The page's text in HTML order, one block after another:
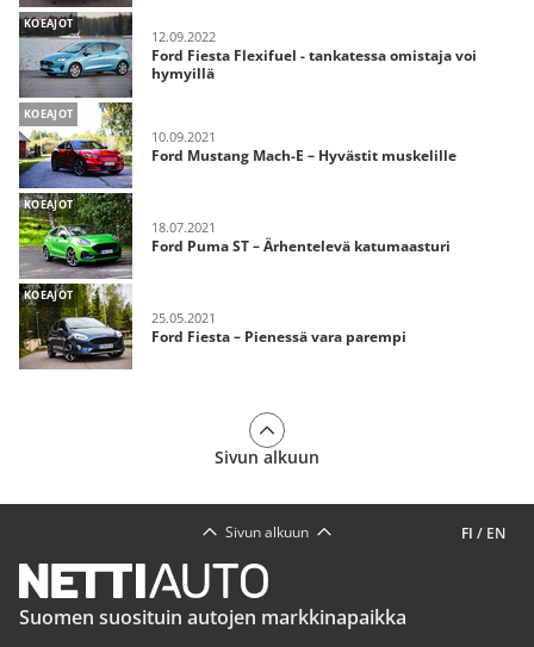
KOEAJOT
12.09.2022
Ford Fiesta Flexifuel - tankatessa omistaja voi
hymyillä
KOEAJOT
10.09.2021
Ford Mustang Mach-E – Hyvästit muskelille
KOEAJOT
18.07.2021
Ford Puma ST – Ärhentelevä katumaasturi
KOEAJOT
25.05.2021
Ford Fiesta – Pienessä vara parempi
Sivun alkuun
FI / EN
Sivun alkuun
Suomen suosituin autojen markkinapaikka